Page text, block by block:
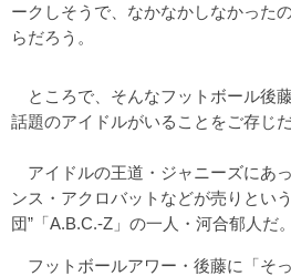
ークしそうで、なかなかしなかった
らだろう。
ところで、そんなフットボール後
話題のアイドルがいることをご存じだ
アイドルの王道・ジャニーズにあ
ンス・アクロバットなどが売りとい
団”「A.B.C.‐Z」の一人・河合郁人だ。
フットボールアワー・後藤に「そ